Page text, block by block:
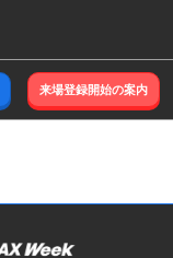
来場登録開始の案内